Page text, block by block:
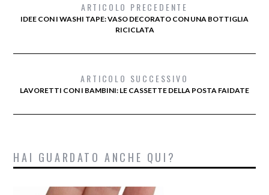
ARTICOLO PRECEDENTE
IDEE CON I WASHI TAPE: VASO DECORATO CON UNA BOTTIGLIA
RICICLATA
ARTICOLO SUCCESSIVO
LAVORETTI CON I BAMBINI: LE CASSETTE DELLA POSTA FAIDATE
HAI GUARDATO ANCHE QUI?